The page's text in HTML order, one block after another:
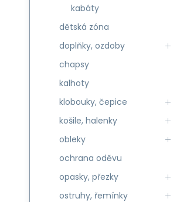
kabáty
dětská zóna
doplňky, ozdoby
chapsy
kalhoty
klobouky, čepice
košile, halenky
obleky
ochrana oděvu
opasky, přezky
ostruhy, řemínky